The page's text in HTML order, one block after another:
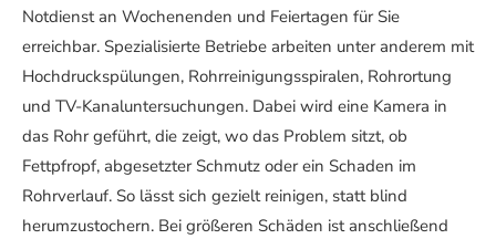
Notdienst an Wochenenden und Feiertagen für Sie
erreichbar. Spezialisierte Betriebe arbeiten unter anderem mit
Hochdruckspülungen, Rohrreinigungsspiralen, Rohrortung
und TV-Kanaluntersuchungen. Dabei wird eine Kamera in
das Rohr geführt, die zeigt, wo das Problem sitzt, ob
Fettpfropf, abgesetzter Schmutz oder ein Schaden im
Rohrverlauf. So lässt sich gezielt reinigen, statt blind
herumzustochern. Bei größeren Schäden ist anschließend